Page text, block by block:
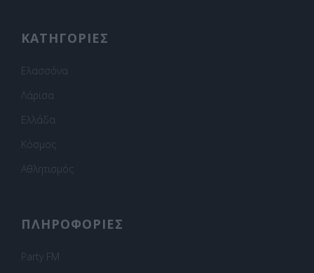
ΚΑΤΗΓΟΡΙΕΣ
Ελασσόνα
Λάρισα
Ελλάδα
Κόσμος
Αθλητισμός
ΠΛΗΡΟΦΟΡΙΕΣ
Party FM